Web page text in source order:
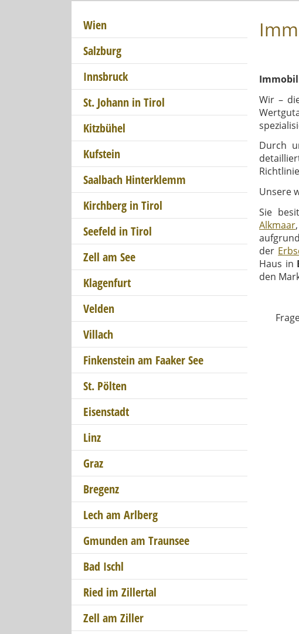
Wien
Salzburg
Innsbruck
St. Johann in Tirol
Kitzbühel
Kufstein
Saalbach Hinterklemm
Kirchberg in Tirol
Seefeld in Tirol
Zell am See
Klagenfurt
Velden
Villach
Finkenstein am Faaker See
St. Pölten
Eisenstadt
Linz
Graz
Bregenz
Lech am Arlberg
Gmunden am Traunsee
Bad Ischl
Ried im Zillertal
Zell am Ziller
Wir –
Durch
Unsere
Sie
Alkmaar
aufgrund
der
Haus in
den